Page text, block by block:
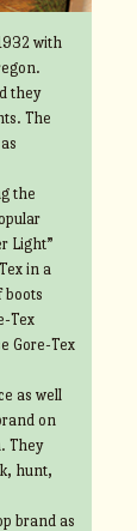
with
they
The
the
Light”
in a
boots
Tex
Gore-Tex
as well
on
They
hunt,
brand as